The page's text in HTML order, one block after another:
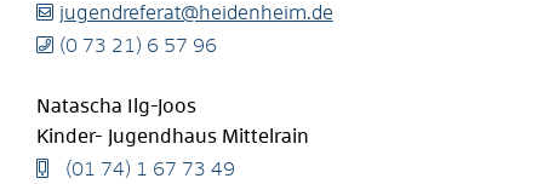
jugendreferat@heidenheim.de
(0 73 21) 6 57 96
Natascha
Ilg-Joos
Kinder- Jugendhaus Mittelrain
(01
74) 1 67 73 49